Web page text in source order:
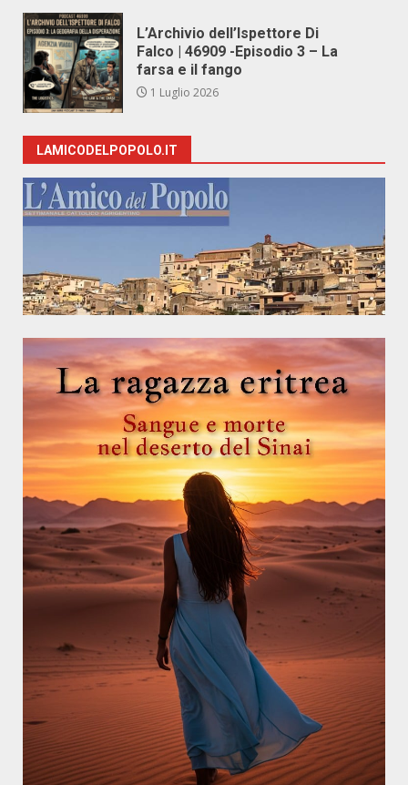
L’Archivio dell’Ispettore Di
Falco | 46909 -Episodio 3 – La
farsa e il fango
1 Luglio 2026
LAMICODELPOPOLO.IT